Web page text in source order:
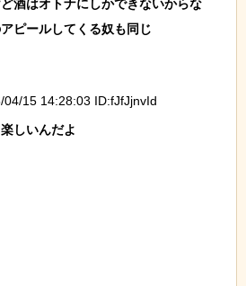
酒はオトナにしかできないからな
ピールしてくる奴も同じ
04/15 14:28:03 ID:fJfJjnvId
しいんだよ